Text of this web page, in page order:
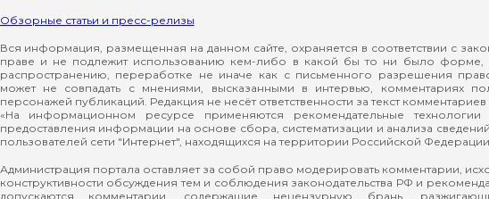
Обзорные статьи и пресс-релизы
Вся информация, размещенная на данном сайте, охраняется в соответствии с
праве и не подлежит использованию кем-либо в какой бы то ни было форме,
распространению, переработке не иначе как с письменного разрешения
может не совпадать с мнениями, высказанными в интервью, комментариях
персонажей публикаций. Редакция не несёт ответственности за текст комментариев
«На информационном ресурсе применяются рекомендательные технологии
предоставления информации на основе сбора, систематизации и анализа
пользователей сети "Интернет", находящихся на территории Российской
Администрация портала оставляет за собой право модерировать комментарии,
конструктивности обсуждения тем и соблюдения законодательства РФ и
допускаются комментарии, содержащие нецензурную брань,